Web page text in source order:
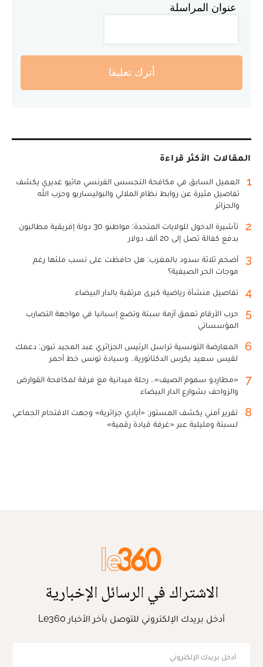
عنوان المراسلة
أترك تعليقا
المقالات الأكثر قراءة
1
العميل السابق في مكافحة التجسس الفرنسي ماثيو غديري يكشف
تفاصيل مثيرة عن روابط نظام الملالي والبوليساريو وحزب الله
والجزائر
2
تأشيرة الدخول للولايات المتحدة: مواطنو 30 دولة إفريقية مطالبون
بدفع كفالة تصل إلى 20 ألف دولار
3
أضخم ثلاثة سدود بالمغرب: هل حافظت على نسب ملئها رغم
موجات الحر الصيفية؟
4 تفاصيل منشأة رياضية كبرى مرتقبة بالدار البيضاء
5
حرب الأرقام تعمق أزمة سبتة وتضع إسبانيا في مواجهة التضارب
المؤسساتي
6
المعارضة التونسية تراسل الرئيس الجزائري عبد المجيد تبون: دعمك
لقيس سعيد يكرس الدكتاتورية.. وسيادة تونس خط أحمر
7
«مطارِدو سموم الصيف».. رحلة ميدانية مع فرقة لمكافحة القوارض
والزواحف بشوارع الدار البيضاء
8
تقرير أمني يكشف المستور: «أيادي جزائرية» وجهت الاقتحام الجماعي
لسبتة ومليلية عبر «غرفة قيادة رقمية»
الاشتراك في الرسائل الإخبارية
أدخل بريدك الإلكتروني للتوصل بآخر الأخبار Le360